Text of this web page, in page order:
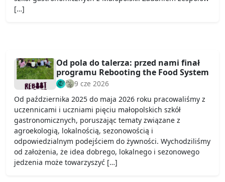
[…]
Od pola do talerza: przed nami finał
programu Rebooting the Food System
9 cze 2026
Od października 2025 do maja 2026 roku pracowaliśmy z
uczennicami i uczniami pięciu małopolskich szkół
gastronomicznych, poruszając tematy związane z
agroekologią, lokalnością, sezonowością i
odpowiedzialnym podejściem do żywności. Wychodziliśmy
od założenia, że idea dobrego, lokalnego i sezonowego
jedzenia może towarzyszyć […]